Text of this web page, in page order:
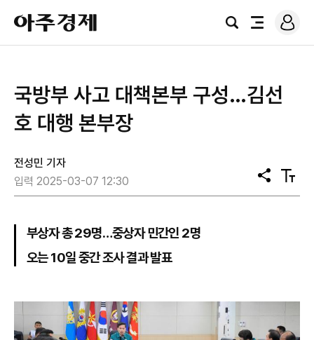
아
주
경
검
전
로
그
국방부 사고 대책본부 구성…김선
호 대행 본부장
전성민 기자
입력 2025-03-07 12:30
공
유
텍
스
부상자 총 29명…중상자 민간인 2명
오는 10일 중간 조사 결과 발표